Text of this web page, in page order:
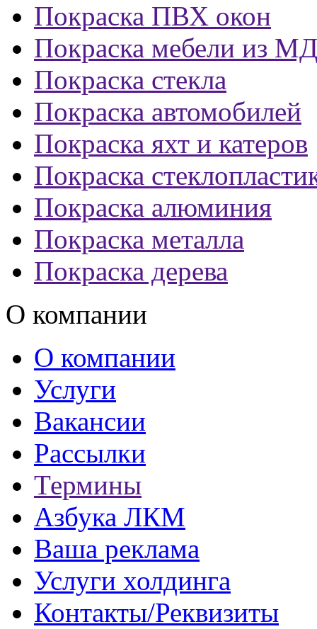
Покраска ПВХ окон
Покраска мебели из
Покраска стекла
Покраска автомобилей
Покраска яхт и катеров
Покраска
Покраска алюминия
Покраска металла
Покраска дерева
О компании
О компании
Услуги
Вакансии
Рассылки
Термины
Азбука ЛКМ
Ваша реклама
Услуги холдинга
Контакты/Реквизиты